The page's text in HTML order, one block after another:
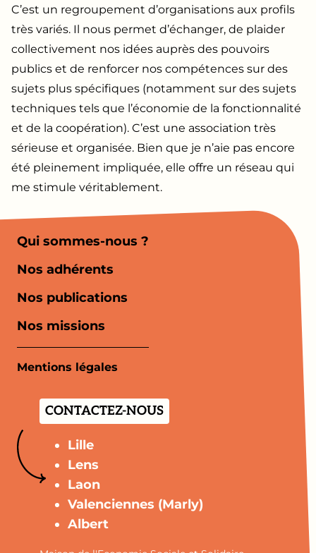
C’est un regroupement d’organisations aux profils
très variés. Il nous permet d’échanger, de plaider
collectivement nos idées auprès des pouvoirs
publics et de renforcer nos compétences sur des
sujets plus spécifiques (notamment sur des sujets
techniques tels que l’économie de la fonctionnalité
et de la coopération). C’est une association très
sérieuse et organisée. Bien que je n’aie pas encore
été pleinement impliquée, elle offre un réseau qui
me stimule véritablement.
Qui sommes-nous ?
Nos adhérents
Nos publications
Nos missions
Mentions légales
CONTACTEZ-NOUS
Lille
Lens
Laon
Valenciennes (Marly)
Albert